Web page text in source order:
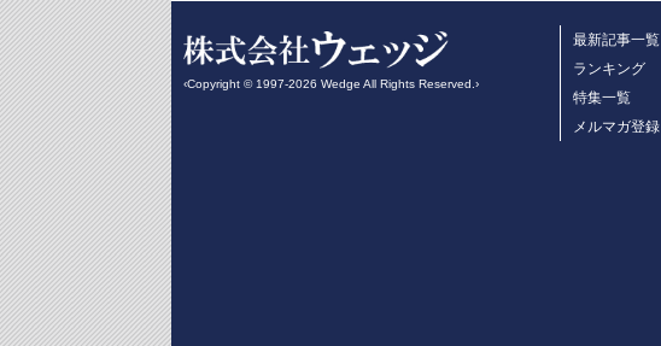
‹Copyright © 1997-2026 Wedge All Rights Reserved.›
最新記事一覧
ランキング
特集一覧
メルマガ登録